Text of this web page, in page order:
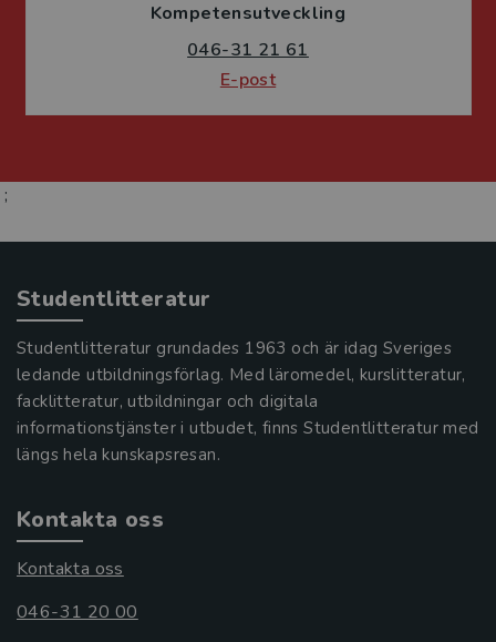
Kompetensutveckling
046-31 21 61
E-post
;
Studentlitteratur
Studentlitteratur grundades 1963 och är idag Sveriges
ledande utbildningsförlag. Med läromedel, kurslitteratur,
facklitteratur, utbildningar och digitala
informationstjänster i utbudet, finns Studentlitteratur med
längs hela kunskapsresan.
Kontakta oss
Kontakta oss
046-31 20 00